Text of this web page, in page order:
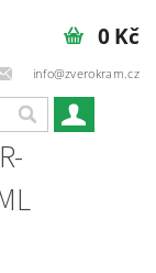
info@zverokram.cz
0 Kč